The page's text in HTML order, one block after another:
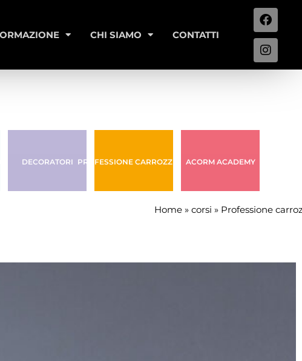
CHI SIAMO CONTATTI
DECORATORI PROFESSIONE CARROZZIEREACORM ACADEMY
Home» corsi » Professione